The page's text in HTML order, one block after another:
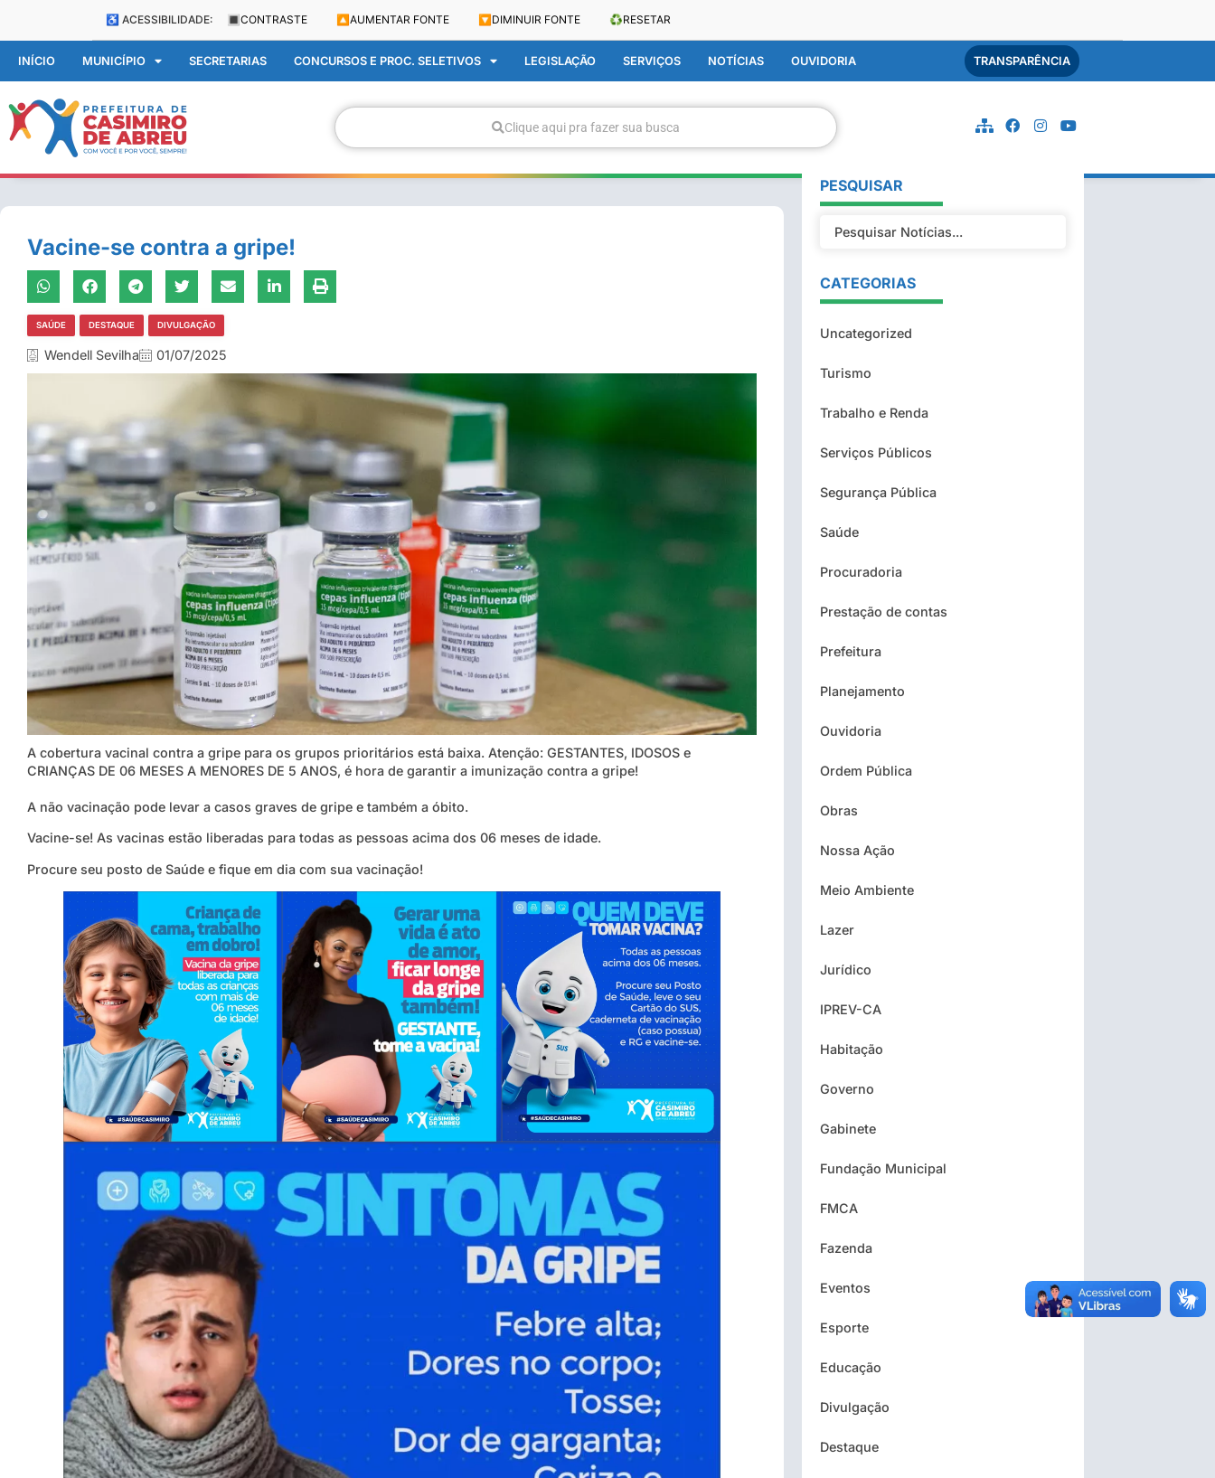
♿ ACESSIBILIDADE: 🔳 CONTRASTE 🔼 AUMENTAR FONTE 🔽 DIMINUIR FONTE ♻️RESETAR
INÍCIO MUNICÍPIO SECRETARIAS CONCURSOS E PROC. SELETIVOS LEGISLAÇÃO SERVIÇOS NOTÍCIAS OUVIDORIA TRANSPARÊNCIA
Clique aqui pra fazer sua busca
Vacine-se contra a gripe!
SAÚDE DESTAQUE DIVULGAÇÃO
Wendell Sevilha 01/07/2025
A cobertura vacinal contra a gripe para os grupos prioritários está baixa. Atenção: GESTANTES, IDOSOS e
CRIANÇAS DE 06 MESES A MENORES DE 5 ANOS, é hora de garantir a imunização contra a gripe!
A não vacinação pode levar a casos graves de gripe e também a óbito.
Vacine-se! As vacinas estão liberadas para todas as pessoas acima dos 06 meses de idade.
Procure seu posto de Saúde e fique em dia com sua vacinação!
PESQUISAR
CATEGORIAS
Uncategorized
Turismo
Trabalho e Renda
Serviços Públicos
Segurança Pública
Saúde
Procuradoria
Prestação de contas
Prefeitura
Planejamento
Ouvidoria
Ordem Pública
Obras
Nossa Ação
Meio Ambiente
Lazer
Jurídico
IPREV-CA
Habitação
Governo
Gabinete
Fundação Municipal
FMCA
Fazenda
Eventos
Esporte
Educação
Divulgação
Destaque